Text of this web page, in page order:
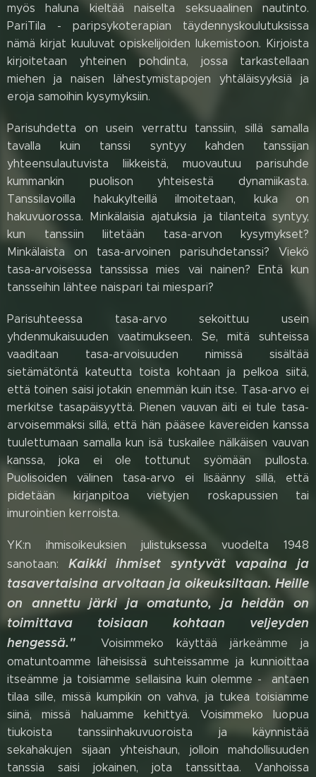
myös haluna kieltää naiselta seksuaalinen nautinto.
PariTila - paripsykoterapian täydennyskoulutuksissa
nämä kirjat kuuluvat opiskelijoiden lukemistoon. Kirjoista
kirjoitetaan yhteinen pohdinta, jossa tarkastellaan
miehen ja naisen lähestymistapojen yhtäläisyyksiä ja
eroja samoihin kysymyksiin.
Parisuhdetta on usein verrattu tanssiin, sillä samalla
tavalla kuin tanssi syntyy kahden tanssijan
yhteensulautuvista liikkeistä, muovautuu parisuhde
kummankin puolison yhteisestä dynamiikasta.
Tanssilavoilla hakukylteillä ilmoitetaan, kuka on
hakuvuorossa. Minkälaisia ajatuksia ja tilanteita syntyy,
kun tanssiin liitetään tasa-arvon kysymykset?
Minkälaista on tasa-arvoinen parisuhdetanssi? Viekö
tasa-arvoisessa tanssissa mies vai nainen? Entä kun
tansseihin lähtee naispari tai miespari?
Parisuhteessa tasa-arvo sekoittuu usein
yhdenmukaisuuden vaatimukseen. Se, mitä suhteissa
vaaditaan tasa-arvoisuuden nimissä sisältää
sietämätöntä kateutta toista kohtaan ja pelkoa siitä,
että toinen saisi jotakin enemmän kuin itse. Tasa-arvo ei
merkitse tasapäisyyttä. Pienen vauvan äiti ei tule tasa-
arvoisemmaksi sillä, että hän pääsee kavereiden kanssa
tuulettumaan samalla kun isä tuskailee nälkäisen vauvan
kanssa, joka ei ole tottunut syömään pullosta.
Puolisoiden välinen tasa-arvo ei lisäänny sillä, että
pidetään kirjanpitoa vietyjen roskapussien tai
imurointien kerroista.
YK:n ihmisoikeuksien julistuksessa vuodelta 1948
sanotaan: Kaikki ihmiset syntyvät vapaina ja
tasavertaisina arvoltaan ja oikeuksiltaan. Heille
on annettu järki ja omatunto, ja heidän on
toimittava toisiaan kohtaan veljeyden
hengessä."
Voisimmeko käyttää järkeämme ja
omatuntoamme läheisissä suhteissamme ja kunnioittaa
itseämme ja toisiamme sellaisina kuin olemme - antaen
tilaa sille, missä kumpikin on vahva, ja tukea toisiamme
siinä, missä haluamme kehittyä. Voisimmeko luopua
tiukoista tanssiinhakuvuoroista ja käynnistää
sekahakujen sijaan yhteishaun, jolloin mahdollisuuden
tanssia saisi jokainen, jota tanssittaa. Vanhoissa